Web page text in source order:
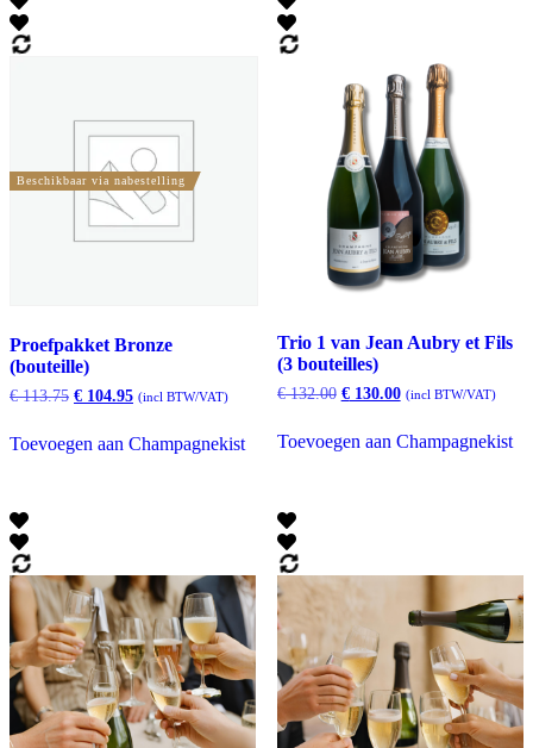
Beschikbaar via nabestelling
Proefpakket Bronze
(bouteille)
€113.75 Oorspronkelijke
€ 113.75.
€ 104.95Huidige
€ 104.95.
(incl BTW/VAT)
Toevoegen aan Champagnekist
Trio 1 van Jean Aubry et Fils
(3 bouteilles)
€132.00 Oorspronkelijke
€ 132.00.
€130.00Huidige
€ 130.00.
(incl BTW/VAT)
Toevoegen aan Champagnekist